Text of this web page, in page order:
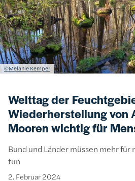
Lizenzinformationen einschließlich Urheberrecht
©Melanie Kemper
Welttag der
Wiederherstellung von
Mooren wichtig für
Bund und Länder müssen mehr
tun
2. Februar 2024